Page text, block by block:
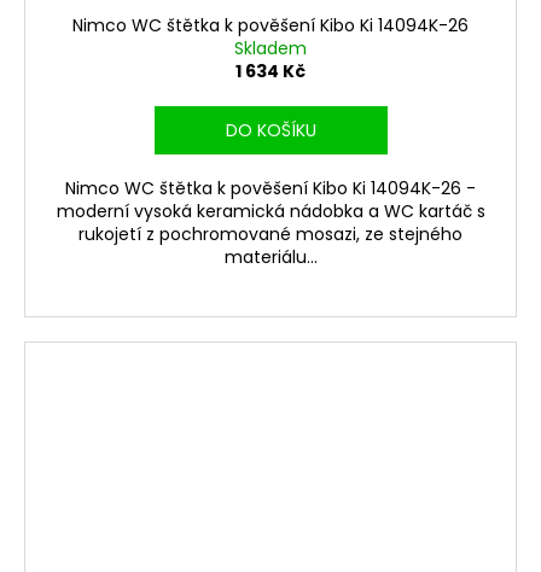
Nimco WC štětka k pověšení Kibo Ki 14094K-26
Skladem
1 634 Kč
DO KOŠÍKU
Nimco WC štětka k pověšení Kibo Ki 14094K-26 -
moderní vysoká keramická nádobka a WC kartáč s
rukojetí z pochromované mosazi, ze stejného
materiálu...